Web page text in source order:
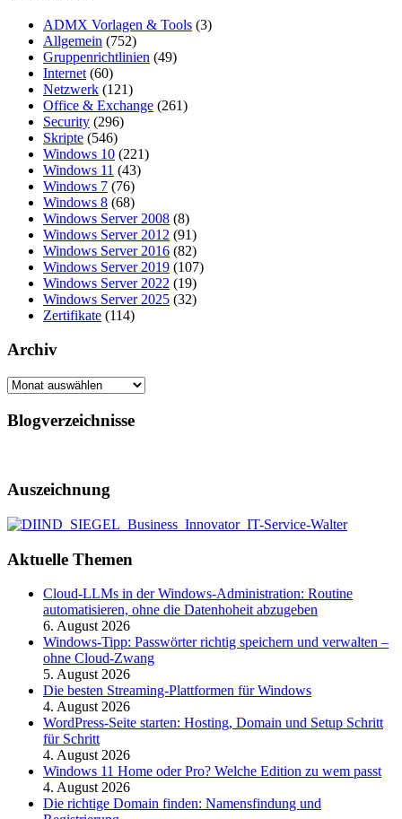
ADMX Vorlagen & Tools (3)
Allgemein (752)
Gruppenrichtlinien (49)
Internet (60)
Netzwerk (121)
Office & Exchange (261)
Security (296)
Skripte (546)
Windows 10 (221)
Windows 11 (43)
Windows 7 (76)
Windows 8 (68)
Windows Server 2008 (8)
Windows Server 2012 (91)
Windows Server 2016 (82)
Windows Server 2019 (107)
Windows Server 2022 (19)
Windows Server 2025 (32)
Zertifikate (114)
Archiv
Archiv
Blogverzeichnisse
Auszeichnung
Aktuelle Themen
Cloud-LLMs in der Windows-Administration: Routine
automatisieren, ohne die Datenhoheit abzugeben
6. August 2026
Windows-Tipp: Passwörter richtig speichern und verwalten –
ohne Cloud-Zwang
5. August 2026
Die besten Streaming-Plattformen für Windows
4. August 2026
WordPress-Seite starten: Hosting, Domain und Setup Schritt
für Schritt
4. August 2026
Windows 11 Home oder Pro? Welche Edition zu wem passt
4. August 2026
Die richtige Domain finden: Namensfindung und